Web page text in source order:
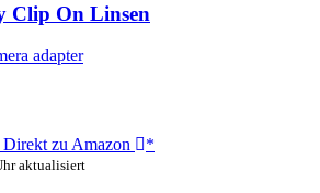
Clip On Linsen
zu Amazon *
aktualisiert